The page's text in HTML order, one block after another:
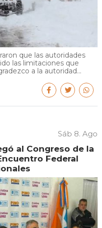
que las autoridades
las limitaciones que
a la autoridad...
Sáb 8. Ago
al Congreso de la
Federal